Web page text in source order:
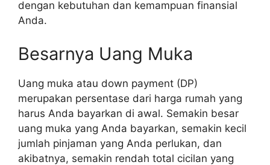
dengan kebutuhan dan kemampuan finansial
Anda.
Besarnya Uang Muka
Uang muka atau down payment (DP)
merupakan persentase dari harga rumah yang
harus Anda bayarkan di awal. Semakin besar
uang muka yang Anda bayarkan, semakin kecil
jumlah pinjaman yang Anda perlukan, dan
akibatnya, semakin rendah total cicilan yang